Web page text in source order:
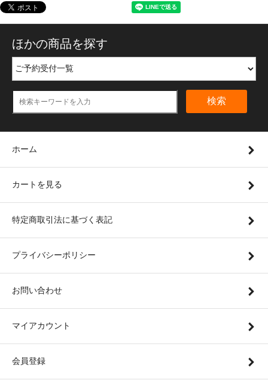
ほかの商品を探す
検索
ホーム
カートを見る
特定商取引法に基づく表記
プライバシーポリシー
お問い合わせ
マイアカウント
会員登録